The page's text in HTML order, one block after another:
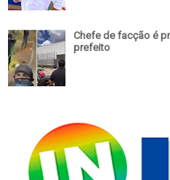
Chefe de facção é
prefeito